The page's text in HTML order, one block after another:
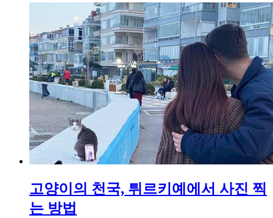
고양이의 천국, 튀르키예에서 사진 찍
는 방법